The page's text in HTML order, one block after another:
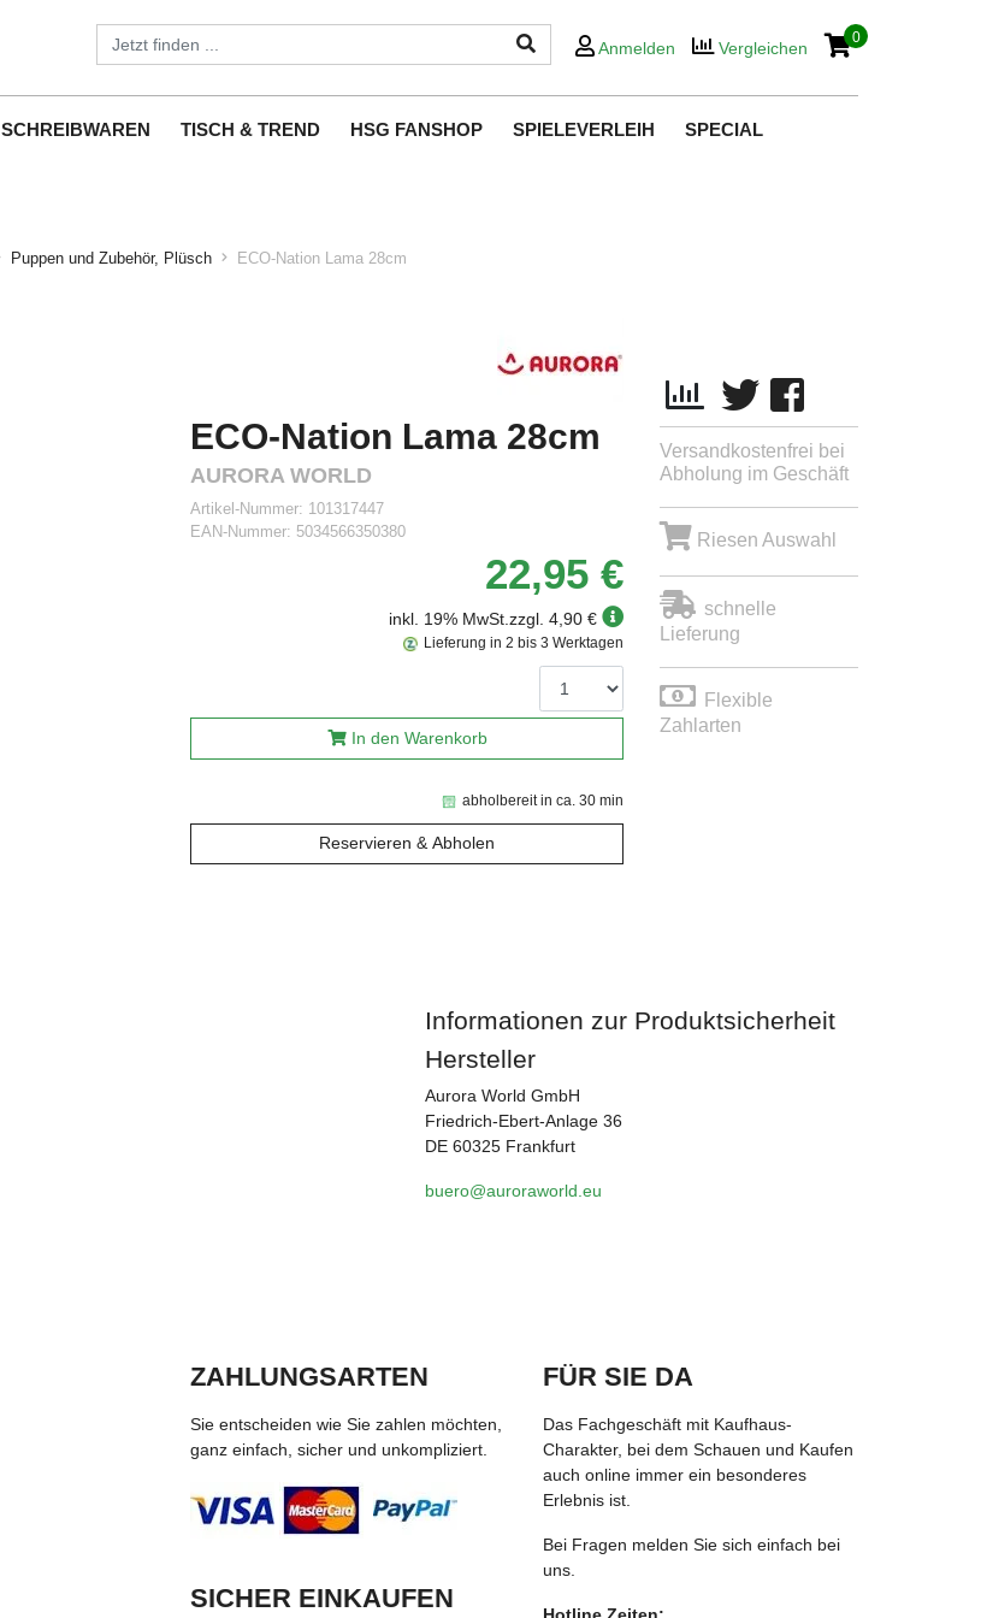
Anmelden Vergleichen
0
SCHREIBWAREN TISCH & TREND HSG FANSHOP SPIELEVERLEIH SPECIAL
Puppen und Zubehör, Plüsch ECO-Nation Lama 28cm
ECO-Nation Lama 28cm
AURORA WORLD
Artikel-Nummer: 101317447
EAN-Nummer: 5034566350380
22,95 €
inkl. 19% MwSt. zzgl. 4,90 €
abholbereit in ca. 30 min
Reservieren & Abholen
Lieferung in 2 bis 3 Werktagen
In den Warenkorb
Versandkostenfrei bei
Abholung im Geschäft
Riesen Auswahl
schnelle
Lieferung
Flexible
Zahlarten
Informationen zur Produktsicherheit
Hersteller
Aurora World GmbH
Friedrich-Ebert-Anlage 36
DE 60325 Frankfurt
buero@auroraworld.eu
ZAHLUNGSARTEN
Sie entscheiden wie Sie zahlen möchten,
ganz einfach, sicher und unkompliziert.
SICHER EINKAUFEN
FÜR SIE DA
Das Fachgeschäft mit Kaufhaus-
Charakter, bei dem Schauen und Kaufen
auch online immer ein besonderes
Erlebnis ist.
Bei Fragen melden Sie sich einfach bei
uns.
Hotline Zeiten: